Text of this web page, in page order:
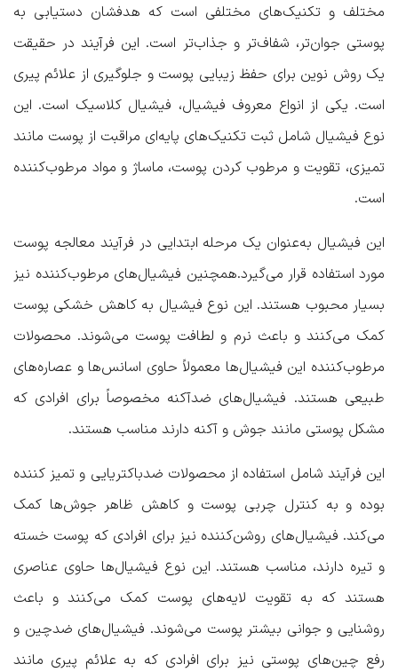
مختلف و تکنیک‌های مختلفی است که هدفشان دستیابی به
پوستی جوان‌تر، شفاف‌تر و جذاب‌تر است. این فرآیند در حقیقت
یک روش نوین برای حفظ زیبایی پوست و جلوگیری از علائم پیری
است. یکی از انواع معروف فیشیال، فیشیال کلاسیک است. این
نوع فیشیال شامل ثبت تکنیک‌های پایه‌ای مراقبت از پوست مانند
تمیزی، تقویت و مرطوب کردن پوست، ماساژ و مواد مرطوب‌کننده
است.
این فیشیال به‌عنوان یک مرحله ابتدایی در فرآیند معالجه پوست
مورد استفاده قرار می‌گیرد.همچنین فیشیال‌های مرطوب‌کننده نیز
بسیار محبوب هستند. این نوع فیشیال به کاهش خشکی پوست
کمک می‌کنند و باعث نرم و لطافت پوست می‌شوند. محصولات
مرطوب‌کننده این فیشیال‌ها معمولاً حاوی اسانس‌ها و عصاره‌های
طبیعی هستند. فیشیال‌های ضد‌آکنه مخصوصاً برای افرادی که
مشکل پوستی مانند جوش و آکنه دارند مناسب هستند.
این فرآیند شامل استفاده از محصولات ضدباکتریایی و تمیز کننده
بوده و به کنترل چربی پوست و کاهش ظاهر جوش‌ها کمک
می‌کند. فیشیال‌های روشن‌کننده نیز برای افرادی که پوست خسته
و تیره دارند، مناسب هستند. این نوع فیشیال‌ها حاوی عناصری
هستند که به تقویت لایه‌های پوست کمک می‌کنند و باعث
روشنایی و جوانی بیشتر پوست می‌شوند. فیشیال‌های ضد‌چین و
رفع چین‌های پوستی نیز برای افرادی که به علائم پیری مانند